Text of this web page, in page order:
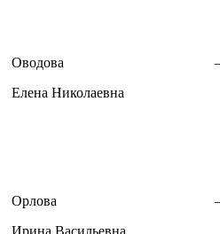
Оводова
Елена Николаевна
Орлова
Ирина Васильевна